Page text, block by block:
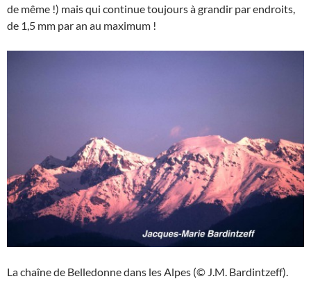
de même !) mais qui continue toujours à grandir par endroits,
de 1,5 mm par an au maximum !
La chaîne de Belledonne dans les Alpes (© J.M. Bardintzeff).